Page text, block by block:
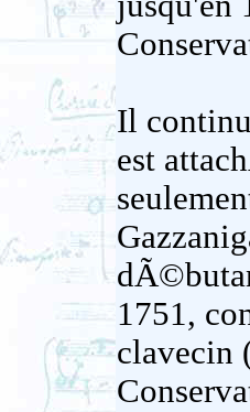
Il
est
1751,
clavecin